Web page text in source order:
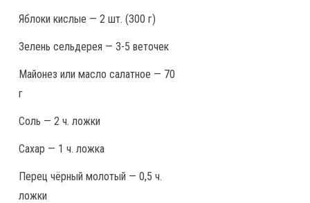
Яблоки кислые — 2 шт. (300 г)
Зелень сельдерея — 3-5 веточек
Майонез или масло салатное — 70
г
Соль — 2 ч. ложки
Сахар — 1 ч. ложка
Перец чёрный молотый — 0,5 ч.
ложки